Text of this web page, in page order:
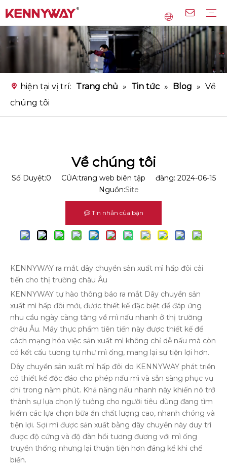
hiện tại vị trí: Trang chủ » Tin tức » Blog » Về
chúng tôi
Về chúng tôi
Số Duyệt:0 CỦA:trang web biên tập đăng: 2024-06-15
Nguồn:Site
Tin nhắn của bạn
KENNYWAY ra mắt dây chuyền sản xuất mì hấp đôi cải
tiến cho thị trường châu Âu
KENNYWAY tự hào thông báo ra mắt Dây chuyền sản
xuất mì hấp đôi mới, được thiết kế đặc biệt để đáp ứng
nhu cầu ngày càng tăng về mì nấu nhanh ở thị trường
châu Âu. Máy thực phẩm tiên tiến này được thiết kế để
cách mạng hóa việc sản xuất mì không chỉ dễ nấu mà còn
có kết cấu tương tự như mì ống, mang lại sự tiện lợi hơn.
Dây chuyền sản xuất mì hấp đôi do KENNYWAY phát triển
có thiết kế độc đáo cho phép nấu mì và sẵn sàng phục vụ
chỉ trong năm phút. Khả năng nấu nhanh này khiến nó trở
thành sự lựa chọn lý tưởng cho người tiêu dùng đang tìm
kiếm các lựa chọn bữa ăn chất lượng cao, nhanh chóng và
tiện lợi. Sợi mì được sản xuất bằng dây chuyền này duy trì
được độ cứng và độ đàn hồi tương đương với mì ống
truyền thống nhưng lại thuận tiện hơn đáng kể khi chế
biến.